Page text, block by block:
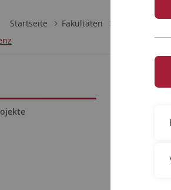
Startseite Fakultäten